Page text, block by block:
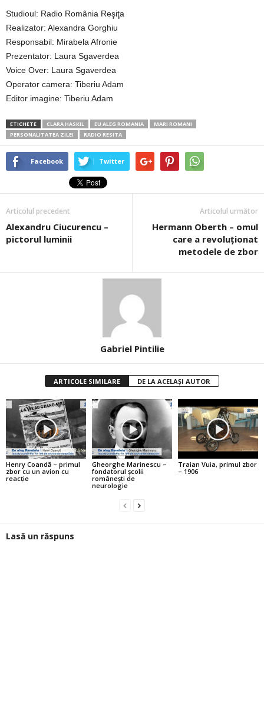
Studioul: Radio România Reşiţa
Realizator: Alexandra Gorghiu
Responsabil: Mirabela Afronie
Prezentator: Laura Sgaverdea
Voice Over: Laura Sgaverdea
Operator camera: Tiberiu Adam
Editor imagine: Tiberiu Adam
ETICHETE CLARA HASKIL EU ALEG ROMANIA
MARI ROMANI
PERSONALITATEA ZILEI
RADIO RESITA
Facebook Twitter
Articolul precedent
Alexandru Ciucurencu –
pictorul luminii
Articolul următor
Hermann Oberth – omul
care a revoluţionat
metodele de zbor
Gabriel Pintilie
ARTICOLE SIMILARE DE LA ACELAȘI AUTOR
Henry Coandă – primul
zbor cu un avion cu
reacţie
Gheorghe Marinescu –
fondatorul şcolii
româneşti de
neurologie
Traian Vuia, primul zbor
– 1906
Lasă un răspuns